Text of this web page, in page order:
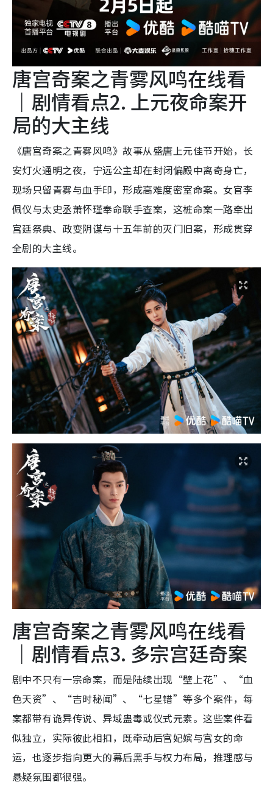
唐宫奇案之青雾风鸣在线看
｜剧情看点2. 上元夜命案开
局的大主线
《唐宫奇案之青雾风鸣》故事从盛唐上元佳节开始，长
安灯火通明之夜，宁远公主却在封闭偏殿中离奇身亡，
现场只留青雾与血手印，形成高难度密室命案。女官李
佩仪与太史丞萧怀瑾奉命联手查案，这桩命案一路牵出
宫廷祭典、政变阴谋与十五年前的灭门旧案，形成贯穿
全剧的大主线。
唐宫奇案之青雾风鸣在线看
｜剧情看点3. 多宗宫廷奇案
剧中不只有一宗命案，而是陆续出现“壁上花”、“血
色天资”、“吉时秘闻”、“七星错”等多个案件，每
案都带有诡异传说、异域蛊毒或仪式元素。这些案件看
似独立，实际彼此相扣，既牵动后宫妃嫔与宫女的命
运，也逐步指向更大的幕后黑手与权力布局，推理感与
悬疑氛围都很强。